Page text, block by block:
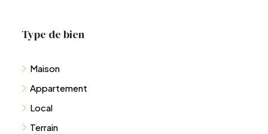
Type de bien
Maison
Appartement
Local
Terrain